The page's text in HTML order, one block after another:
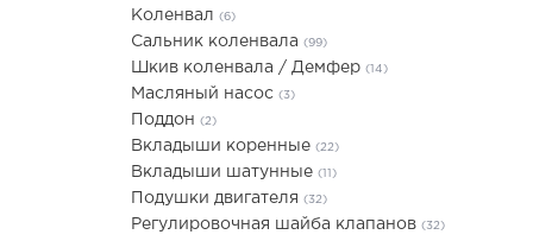
Коленвал (6)
Сальник коленвала (99)
Шкив коленвала / Демфер (14)
Масляный насос (3)
Поддон (2)
Вкладыши коренные (22)
Вкладыши шатунные (11)
Подушки двигателя (32)
Регулировочная шайба клапанов (32)